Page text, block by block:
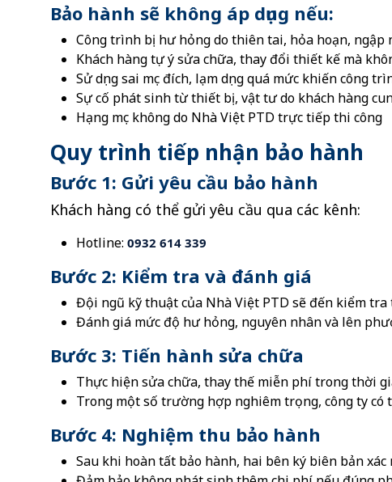
Bảo hành sẽ không áp dụng nếu:
Công trình bị hư hỏng do thiên tai, hỏa hoạn, ngập
Khách hàng tự ý sửa chữa, thay đổi thiết kế mà
Sử dụng sai mục đích, lạm dụng quá mức khiến công
Sự cố phát sinh từ thiết bị, vật tư do khách hàng
Hạng mục không do Nhà Việt PTD trực tiếp thi công
Quy trình tiếp nhận bảo hành
Bước 1: Gửi yêu cầu bảo hành
Khách hàng có thể gửi yêu cầu qua các kênh:
Hotline: 0932 614 339
Bước 2: Kiểm tra và đánh giá
Đội ngũ kỹ thuật của Nhà Việt PTD sẽ đến kiểm
Đánh giá mức độ hư hỏng, nguyên nhân và lên
Bước 3: Tiến hành sửa chữa
Thực hiện sửa chữa, thay thế miễn phí trong thời
Trong một số trường hợp nghiêm trọng, công ty
Bước 4: Nghiệm thu bảo hành
Sau khi hoàn tất bảo hành, hai bên ký biên bản xác